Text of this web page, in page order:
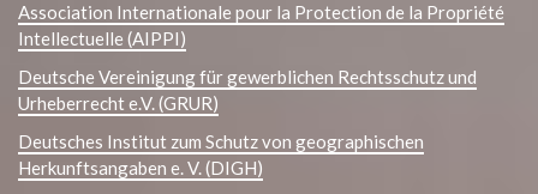
Association Internationale pour la Protection de la Propriété
Intellectuelle (AIPPI)
Deutsche Vereinigung für gewerblichen Rechtsschutz und
Urheberrecht e.V. (GRUR)
Deutsches Institut zum Schutz von geographischen
Herkunftsangaben e. V. (DIGH)